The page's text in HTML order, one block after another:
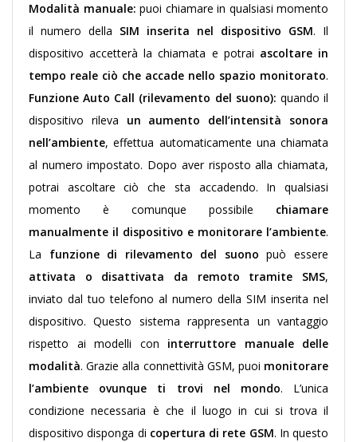
Modalità manuale: puoi chiamare in qualsiasi momento
il numero della SIM inserita nel dispositivo GSM. Il
dispositivo accetterà la chiamata e potrai ascoltare in
tempo reale ciò che accade nello spazio monitorato.
Funzione Auto Call (rilevamento del suono): quando il
dispositivo rileva un aumento dell’intensità sonora
nell’ambiente, effettua automaticamente una chiamata
al numero impostato. Dopo aver risposto alla chiamata,
potrai ascoltare ciò che sta accadendo. In qualsiasi
momento è comunque possibile chiamare
manualmente il dispositivo e monitorare l’ambiente.
La funzione di rilevamento del suono può essere
attivata o disattivata da remoto tramite SMS,
inviato dal tuo telefono al numero della SIM inserita nel
dispositivo. Questo sistema rappresenta un vantaggio
rispetto ai modelli con interruttore manuale delle
modalità.Grazie alla connettività GSM, puoi monitorare
l’ambiente ovunque ti trovi nel mondo. L’unica
condizione necessaria è che il luogo in cui si trova il
dispositivo disponga di copertura di rete GSM. In questo